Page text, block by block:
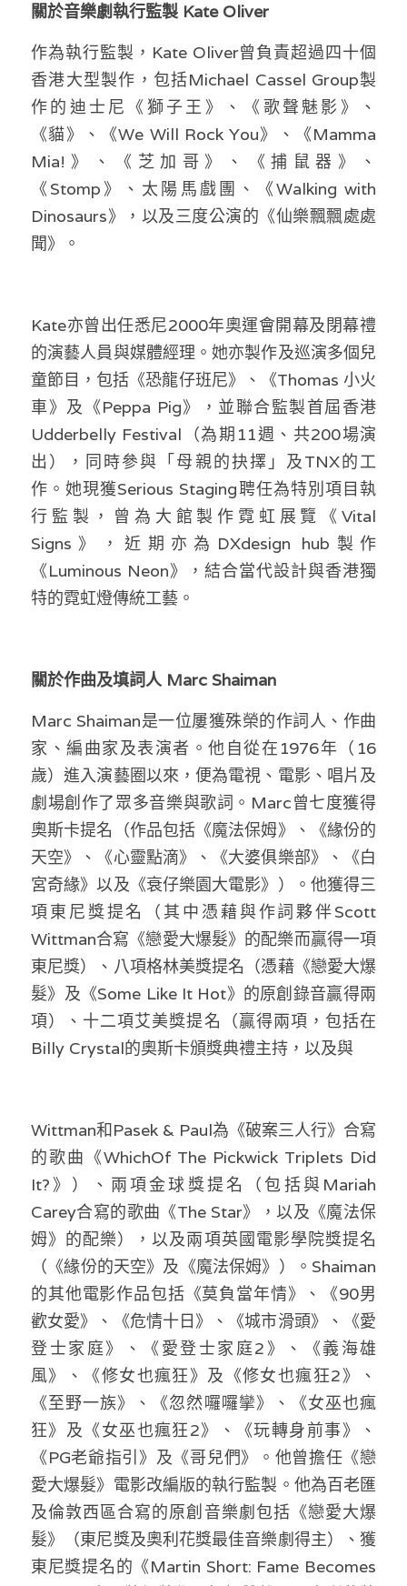
關於音樂劇執行監製 Kate Oliver
作為執行監製，Kate Oliver曾負責超過四十個
香港大型製作，包括Michael Cassel Group製
作的迪士尼《獅子王》、《歌聲魅影》、
《貓》、《We Will Rock You》、《Mamma
Mia!》、《芝加哥》、《捕鼠器》、
《Stomp》、太陽馬戲團、《Walking with
Dinosaurs》，以及三度公演的《仙樂飄飄處處
聞》。
Kate亦曾出任悉尼2000年奧運會開幕及閉幕禮
的演藝人員與媒體經理。她亦製作及巡演多個兒
童節目，包括《恐龍仔班尼》、《Thomas 小火
車》及《Peppa Pig》，並聯合監製首屆香港
Udderbelly Festival（為期11週、共200場演
出），同時參與「母親的抉擇」及TNX的工
作。她現獲Serious Staging聘任為特別項目執
行監製，曾為大館製作霓虹展覽《Vital
Signs》，近期亦為DXdesign hub製作
《Luminous Neon》，結合當代設計與香港獨
特的霓虹燈傳統工藝。
關於作曲及填詞人 Marc Shaiman
Marc Shaiman是一位屢獲殊榮的作詞人、作曲
家、編曲家及表演者。他自從在1976年（16
歲）進入演藝圈以來，便為電視、電影、唱片及
劇場創作了眾多音樂與歌詞。Marc曾七度獲得
奧斯卡提名（作品包括《魔法保姆》、《緣份的
天空》、《心靈點滴》、《大婆俱樂部》、《白
宮奇緣》以及《衰仔樂園大電影》）。他獲得三
項東尼獎提名（其中憑藉與作詞夥伴Scott
Wittman合寫《戀愛大爆髮》的配樂而贏得一項
東尼獎）、八項格林美獎提名（憑藉《戀愛大爆
髮》及《Some Like It Hot》的原創錄音贏得兩
項）、十二項艾美獎提名（贏得兩項，包括在
Billy Crystal的奧斯卡頒獎典禮主持，以及與
Wittman和Pasek & Paul為《破案三人行》合寫
的歌曲《WhichOf The Pickwick Triplets Did
It?》）、兩項金球獎提名（包括與Mariah
Carey合寫的歌曲《The Star》，以及《魔法保
姆》的配樂），以及兩項英國電影學院獎提名
（《緣份的天空》及《魔法保姆》）。Shaiman
的其他電影作品包括《莫負當年情》、《90男
歡女愛》、《危情十日》、《城市滑頭》、《愛
登士家庭》、《愛登士家庭2》、《義海雄
風》、《修女也瘋狂》及《修女也瘋狂2》、
《至野一族》、《忽然囉囉攣》、《女巫也瘋
狂》及《女巫也瘋狂2》、《玩轉身前事》、
《PG老爺指引》及《哥兒們》。他曾擔任《戀
愛大爆髮》電影改編版的執行監製。他為百老匯
及倫敦西區合寫的原創音樂劇包括《戀愛大爆
髮》（東尼獎及奧利花獎最佳音樂劇得主）、獲
東尼獎提名的《Martin Short: Fame Becomes